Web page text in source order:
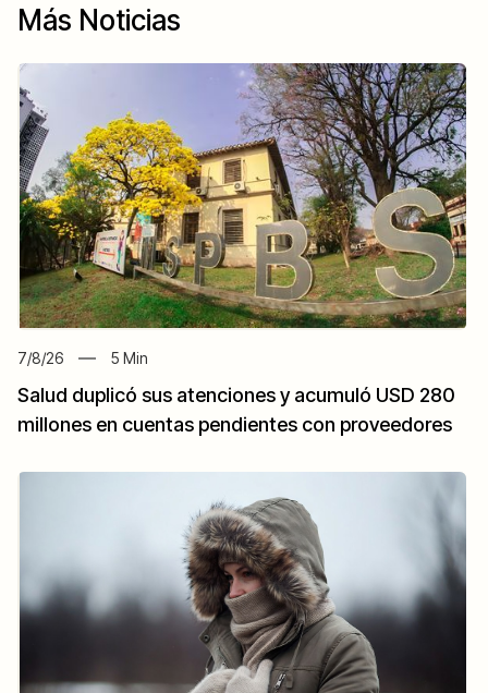
Más Noticias
7/8/26 5 Min
Salud duplicó sus atenciones y acumuló USD 280
millones en cuentas pendientes con proveedores